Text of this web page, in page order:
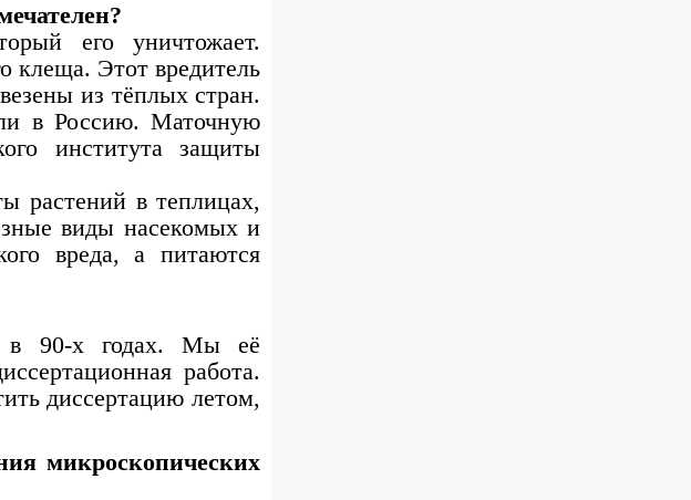
его уничтожает.
клеща. Этот вредитель
из тёплых стран.
в Россию. Маточную
института защиты
растений в теплицах,
виды насекомых и
вреда, а питаются
в 90-х годах. Мы её
работа.
диссертацию летом,
микроскопических